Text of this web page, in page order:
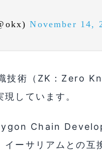
November 14,
技術（ZK：Zero
しています。
Chain
イーサリアムとの互